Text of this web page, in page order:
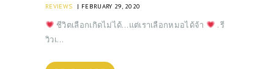
REVIEWS FEBRUARY 29, 2020
ชีวิตเลือกเกิดไม่ได้…แต่เราเลือกหมอได้จ้า
. รี
วิวเ…